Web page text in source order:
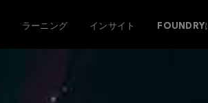
ラーニング インサイト FOUNDRY